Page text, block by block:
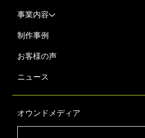
事業内容
制作事例
お客様の声
ニュース
オウンドメディア